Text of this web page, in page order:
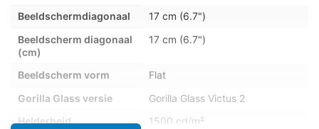
Beeldschermdiagonaal
17 cm (6.7")
Beeldscherm diagonaal
(cm)
17 cm (6.7")
Beeldscherm vorm
Flat
Gorilla Glass versie
Gorilla Glass Victus 2
Helderheid
1500 cd/m²